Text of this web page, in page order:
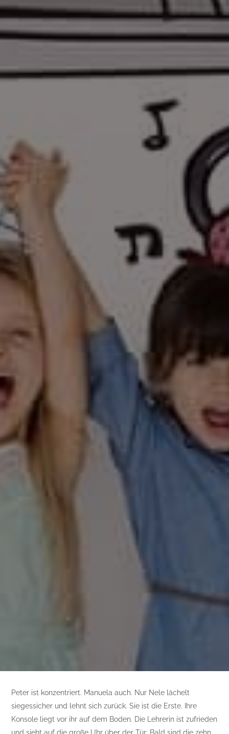
Peter ist konzentriert. Manuela auch. Nur Nele lächelt
siegessicher und lehnt sich zurück. Sie ist die Erste. Ihre
Konsole liegt vor ihr auf dem Boden. Die Lehrerin ist zufrieden